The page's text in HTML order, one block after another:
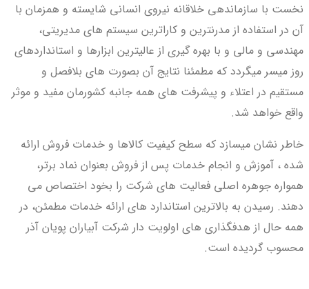
نخست با سازماندهی خلاقانه نیروی انسانی شایسته و همزمان با
آن در استفاده از مدرنترین و کاراترین سیستم های مدیریتی،
مهندسی و مالی و با بهره گیری از عالیترین ابزارها و استانداردهای
روز میسر میگردد که مطمئنا نتایج آن بصورت های بلافصل و
مستقیم در اعتلاء و پیشرفت های همه جانبه کشورمان مفید و موثر
واقع خواهد شد.
خاطر نشان میسازد که سطح کیفیت کالاها و خدمات فروش ارائه
شده ، آموزش و انجام خدمات پس از فروش بعنوان نماد برتر،
همواره جوهره اصلی فعالیت های شرکت را بخود اختصاص می
دهند. رسیدن به بالاترین استاندارد های ارائه خدمات مطمئن، در
همه حال از هدفگذاری های اولویت دار شرکت آبیاران پویان آذر
محسوب گردیده است.